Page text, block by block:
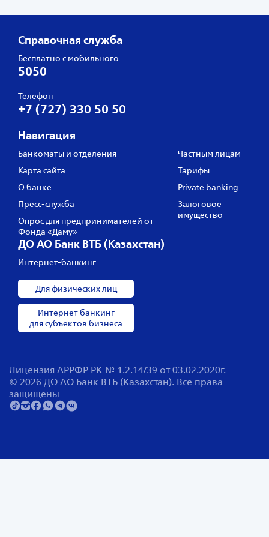
Справочная служба
Бесплатно с мобильного
5050
Телефон
+7 (727) 330 50 50
Навигация
Банкоматы и отделения
Карта сайта
О банке
Пресс‑служба
Опрос для предпринимателей от
Фонда «Даму»
Частным лицам
Тарифы
Private banking
Залоговое
имущество
ДО АО Банк ВТБ (Казахстан)
Интернет-банкинг
Для физических лиц
Интернет банкинг
для субъектов бизнеса
Лицензия АРРФР РК № 1.2.14/39 от 03.02.2020г.
© 2026 ДО АО Банк ВТБ (Казахстан). Все права
защищены